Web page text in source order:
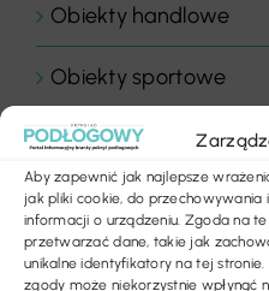
Aby zapewnić jak najlepsze
jak pliki cookie, do przechowywania
informacji o urządzeniu. Zgoda na
przetwarzać dane, takie jak
unikalne identyfikatory na tej
zgody może niekorzystnie wpłynąć
Obiekty handlowe
Obiekty sportowe
Ogłoszenia
Panele drewniane
Parkiety